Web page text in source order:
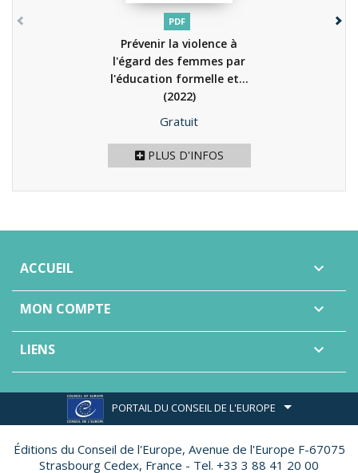
PDF
Prévenir la violence à
l'égard des femmes par
l'éducation formelle et...
(2022)
Prix
Gratuit
PLUS D'INFOS
ACCUEIL 
MON COMPTE 
LIENS 
PORTAIL DU CONSEIL DE L'EUROPE
Éditions du Conseil de l'Europe, Avenue de l'Europe F-67075
Strasbourg Cedex, France - Tel. +33 3 88 41 20 00